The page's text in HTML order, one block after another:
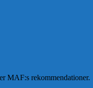
MAF:s rekommendationer.